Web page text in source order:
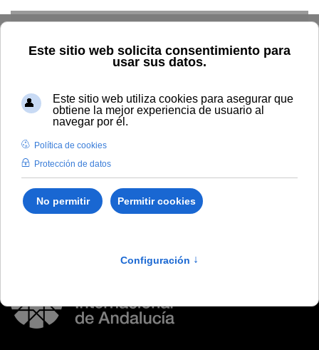
Inicio Vida universitaria
Biblioteca y publicaciones
Publicaciones
Búsqueda por autor
Pino Abad, Miguel
Joan Fontcuberta : Ad Litteram